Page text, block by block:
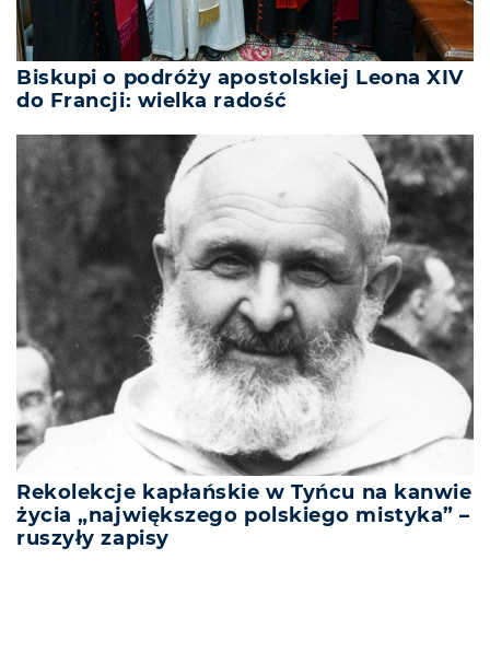
Biskupi o podróży apostolskiej Leona XIV
do Francji: wielka radość
Rekolekcje kapłańskie w Tyńcu na kanwie
życia „największego polskiego mistyka” –
ruszyły zapisy